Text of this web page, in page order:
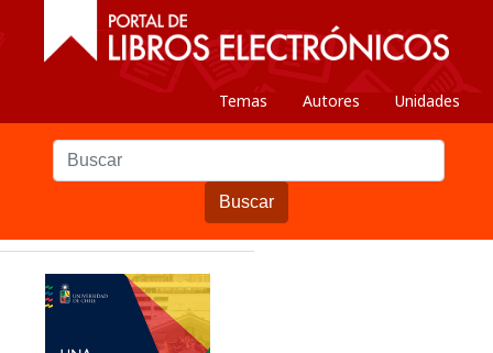
Temas Autores Unidades
Buscar